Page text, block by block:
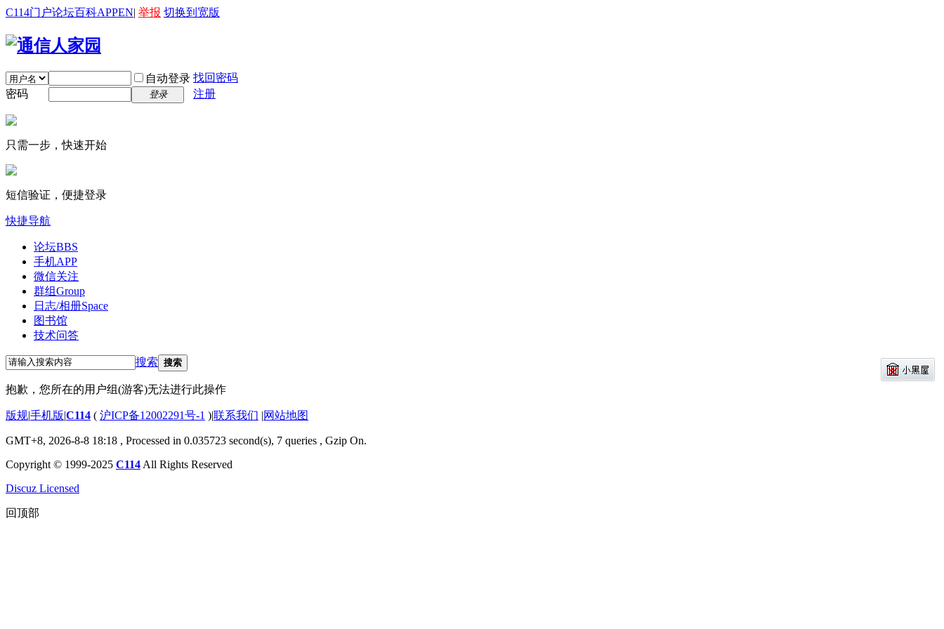
C114门户论坛百科APPEN| 举报 切换到宽版
自动登录 找回密码
密码
登录 注册
只需一步，快速开始
短信验证，便捷登录
快捷导航
论坛BBS
手机APP
微信关注
群组Group
日志/相册Space
图书馆
技术问答
搜索 搜索
抱歉，您所在的用户组(游客)无法进行此操作
版规|手机版|C114 ( 沪ICP备12002291号-1 )|联系我们 |网站地图
GMT+8, 2026-8-8 18:18 , Processed in 0.035723 second(s), 7 queries , Gzip On.
Copyright © 1999-2025 C114 All Rights Reserved
Discuz Licensed
回顶部